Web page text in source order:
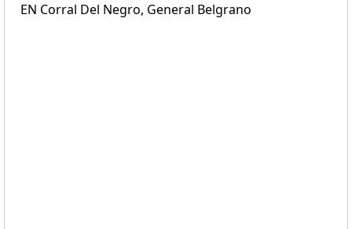
EN Corral Del Negro, General Belgrano